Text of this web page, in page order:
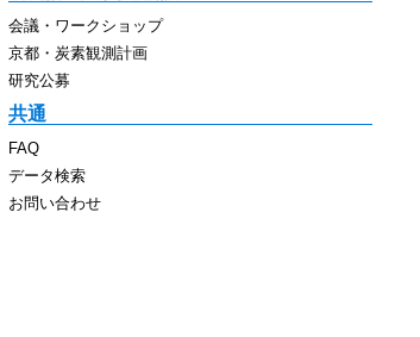
会議・ワークショップ
京都・炭素観測計画
研究公募
共通
FAQ
データ検索
お問い合わせ